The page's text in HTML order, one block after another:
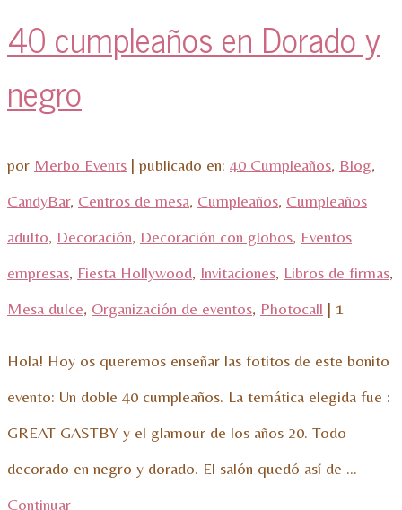
40 cumpleaños en Dorado y
negro
por Merbo Events | publicado en: 40 Cumpleaños, Blog,
CandyBar, Centros de mesa, Cumpleaños, Cumpleaños
adulto, Decoración, Decoración con globos, Eventos
empresas, Fiesta Hollywood, Invitaciones, Libros de firmas,
Mesa dulce, Organización de eventos, Photocall | 1
Hola! Hoy os queremos enseñar las fotitos de este bonito
evento: Un doble 40 cumpleaños. La temática elegida fue :
GREAT GASTBY y el glamour de los años 20. Todo
decorado en negro y dorado. El salón quedó así de …
Continuar